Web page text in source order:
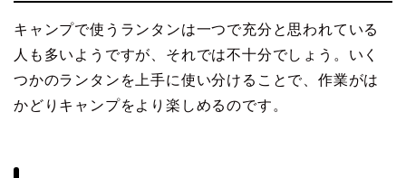
キャンプで使うランタンは一つで充分と思われている
人も多いようですが、それでは不十分でしょう。いく
つかのランタンを上手に使い分けることで、作業がは
かどりキャンプをより楽しめるのです。